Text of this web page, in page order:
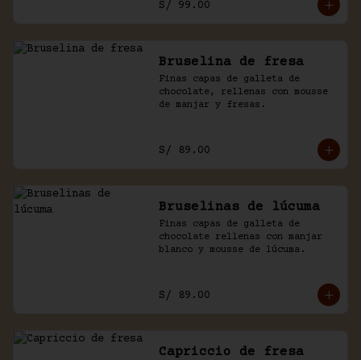
S/ 99.00
Bruselina de fresa
Finas capas de galleta de
chocolate, rellenas con mousse
de manjar y fresas.
S/ 89.00
Bruselinas de lúcuma
Finas capas de galleta de
chocolate rellenas con manjar
blanco y mousse de lúcuma.
S/ 89.00
Capriccio de fresa